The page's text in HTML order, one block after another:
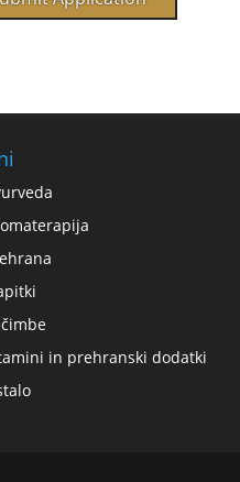
in prehranski dodatki